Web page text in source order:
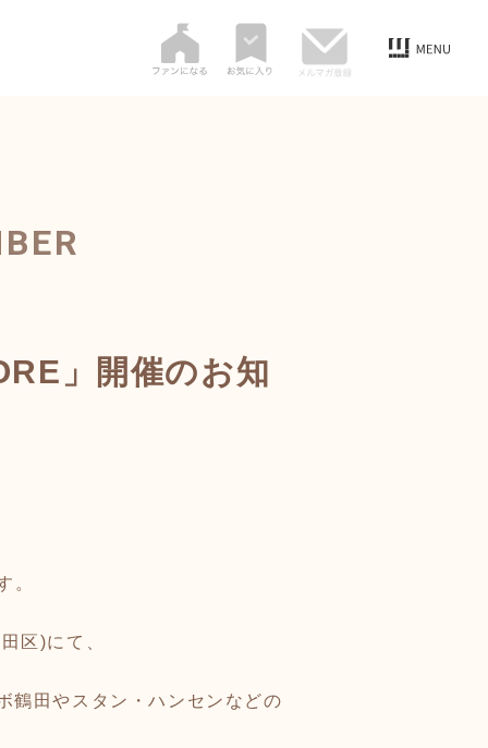
」開催のお知
。
区)にて、
鶴田やスタン・ハンセンなどの